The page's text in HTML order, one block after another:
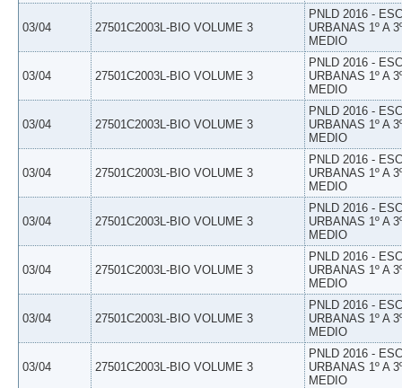
03/04 27501C2003L-BIO VOLUME 3
PNLD 2016 -
URBANAS 1º A
MEDIO
03/04 27501C2003L-BIO VOLUME 3
PNLD 2016 -
URBANAS 1º A
MEDIO
03/04 27501C2003L-BIO VOLUME 3
PNLD 2016 -
URBANAS 1º A
MEDIO
03/04 27501C2003L-BIO VOLUME 3
PNLD 2016 -
URBANAS 1º A
MEDIO
03/04 27501C2003L-BIO VOLUME 3
PNLD 2016 -
URBANAS 1º A
MEDIO
03/04 27501C2003L-BIO VOLUME 3
PNLD 2016 -
URBANAS 1º A
MEDIO
03/04 27501C2003L-BIO VOLUME 3
PNLD 2016 -
URBANAS 1º A
MEDIO
03/04 27501C2003L-BIO VOLUME 3
PNLD 2016 -
URBANAS 1º A
MEDIO